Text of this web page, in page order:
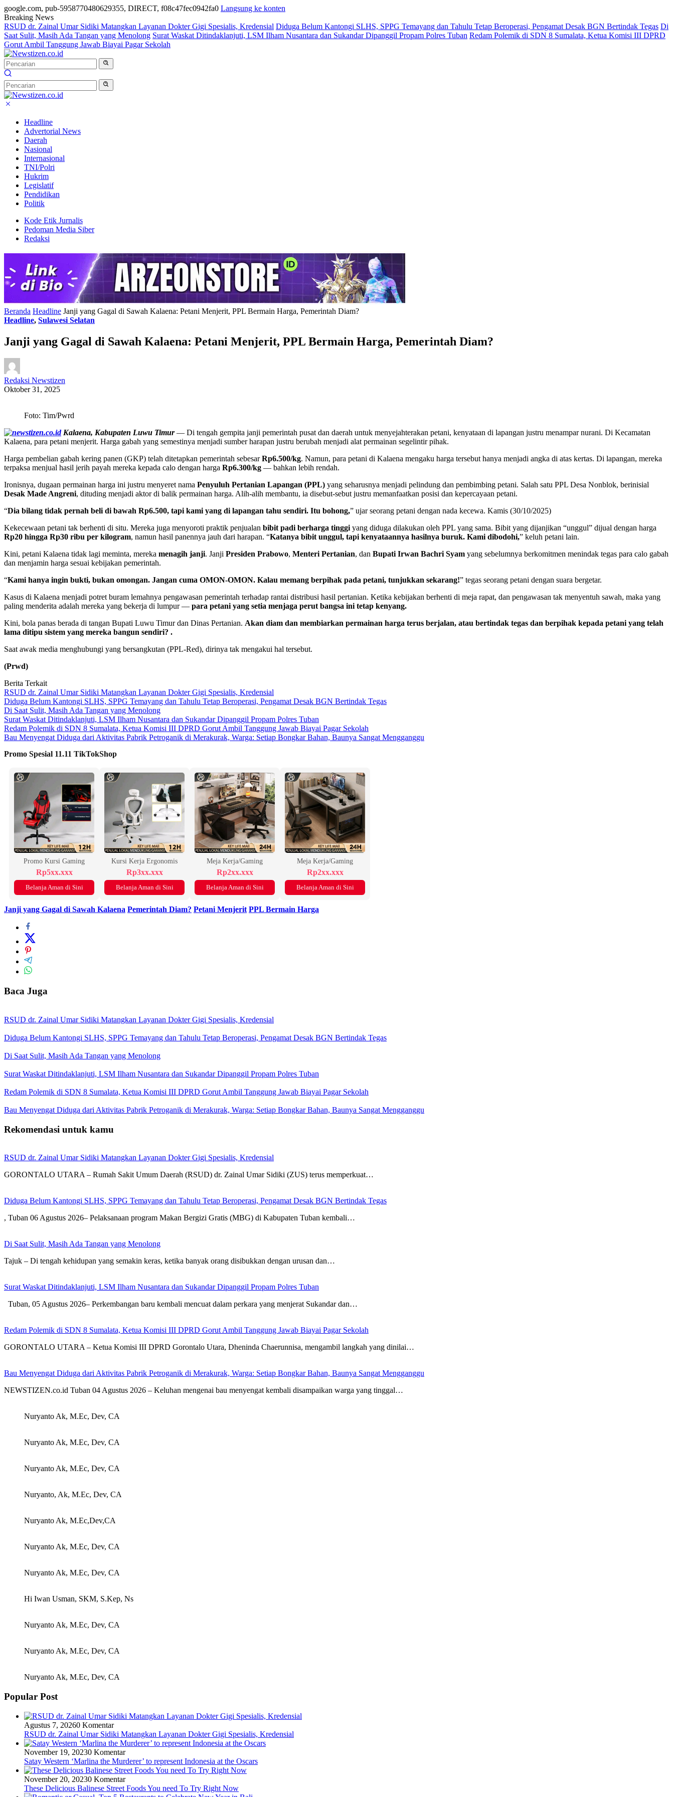
google.com, pub-5958770480629355, DIRECT, f08c47fec0942fa0 Langsung ke konten
Breaking News
RSUD dr. Zainal Umar Sidiki Matangkan Layanan Dokter Gigi Spesialis, Kredensial Diduga Belum Kantongi SLHS, SPPG Temayang dan Tahulu Tetap Beroperasi, Pengamat Desak BGN Bertindak Tegas Di
Saat Sulit, Masih Ada Tangan yang Menolong Surat Waskat Ditindaklanjuti, LSM Ilham Nusantara dan Sukandar Dipanggil Propam Polres Tuban Redam Polemik di SDN 8 Sumalata, Ketua Komisi III DPRD
Gorut Ambil Tanggung Jawab Biayai Pagar Sekolah
Headline
Advertorial News
Daerah
Nasional
Internasional
TNI/Polri
Hukrim
Legislatif
Pendidikan
Politik
Kode Etik Jurnalis
Pedoman Media Siber
Redaksi
Beranda Headline Janji yang Gagal di Sawah Kalaena: Petani Menjerit, PPL Bermain Harga, Pemerintah Diam?
Headline, Sulawesi Selatan
Janji yang Gagal di Sawah Kalaena: Petani Menjerit, PPL Bermain Harga, Pemerintah Diam?
Redaksi Newstizen
Oktober 31, 2025
Foto: Tim/Pwrd
Kalaena, Kabupaten Luwu Timur — Di tengah gempita janji pemerintah pusat dan daerah untuk menyejahterakan petani, kenyataan di lapangan justru menampar nurani. Di Kecamatan
Kalaena, para petani menjerit. Harga gabah yang semestinya menjadi sumber harapan justru berubah menjadi alat permainan segelintir pihak.
Harga pembelian gabah kering panen (GKP) telah ditetapkan pemerintah sebesarRp6.500/kg. Namun, para petani di Kalaena mengaku harga tersebut hanya menjadi angka di atas kertas. Di lapangan, mereka
terpaksa menjual hasil jerih payah mereka kepada calo dengan harga Rp6.300/kg — bahkan lebih rendah.
Ironisnya, dugaan permainan harga ini justru menyeret nama Penyuluh Pertanian Lapangan (PPL) yang seharusnya menjadi pelindung dan pembimbing petani. Salah satu PPL Desa Nonblok, berinisial
Desak Made Angreni, dituding menjadi aktor di balik permainan harga. Alih-alih membantu, ia disebut-sebut justru memanfaatkan posisi dan kepercayaan petani.
“Dia bilang tidak pernah beli di bawah Rp6.500, tapi kami yang di lapangan tahu sendiri. Itu bohong,” ujar seorang petani dengan nada kecewa. Kamis (30/10/2025)
Kekecewaan petani tak berhenti di situ. Mereka juga menyoroti praktik penjualan bibit padi berharga tinggiyang diduga dilakukan oleh PPL yang sama. Bibit yang dijanjikan “unggul” dijual dengan harga
Rp20 hingga Rp30 ribu per kilogram, namun hasil panennya jauh dari harapan. “Katanya bibit unggul, tapi kenyataannya hasilnya buruk. Kami dibodohi,” keluh petani lain.
Kini, petani Kalaena tidak lagi meminta, mereka menagih janji. Janji Presiden Prabowo, Menteri Pertanian, dan Bupati Irwan Bachri Syam yang sebelumnya berkomitmen menindak tegas para calo gabah
dan menjamin harga sesuai kebijakan pemerintah.
“Kami hanya ingin bukti, bukan omongan. Jangan cuma OMON-OMON. Kalau memang berpihak pada petani, tunjukkan sekarang!” tegas seorang petani dengan suara bergetar.
Kasus di Kalaena menjadi potret buram lemahnya pengawasan pemerintah terhadap rantai distribusi hasil pertanian. Ketika kebijakan berhenti di meja rapat, dan pengawasan tak menyentuh sawah, maka yang
paling menderita adalah mereka yang bekerja di lumpur — para petani yang setia menjaga perut bangsa ini tetap kenyang.
Kini, bola panas berada di tangan Bupati Luwu Timur dan Dinas Pertanian. Akan diam dan membiarkan permainan harga terus berjalan, atau bertindak tegas dan berpihak kepada petani yang telah
lama ditipu sistem yang mereka bangun sendiri? .
Saat awak media menghubungi yang bersangkutan (PPL-Red), dirinya tak mengakui hal tersebut.
(Prwd)
Berita Terkait
RSUD dr. Zainal Umar Sidiki Matangkan Layanan Dokter Gigi Spesialis, Kredensial
Diduga Belum Kantongi SLHS, SPPG Temayang dan Tahulu Tetap Beroperasi, Pengamat Desak BGN Bertindak Tegas
Di Saat Sulit, Masih Ada Tangan yang Menolong
Surat Waskat Ditindaklanjuti, LSM Ilham Nusantara dan Sukandar Dipanggil Propam Polres Tuban
Redam Polemik di SDN 8 Sumalata, Ketua Komisi III DPRD Gorut Ambil Tanggung Jawab Biayai Pagar Sekolah
Bau Menyengat Diduga dari Aktivitas Pabrik Petroganik di Merakurak, Warga: Setiap Bongkar Bahan, Baunya Sangat Mengganggu
Promo Spesial 11.11 TikTokShop
Promo Kursi Gaming
Rp5xx.xxx
Belanja Aman di Sini
Kursi Kerja Ergonomis
Rp3xx.xxx
Belanja Aman di Sini
Meja Kerja/Gaming
Rp2xx.xxx
Belanja Aman di Sini
Meja Kerja/Gaming
Rp2xx.xxx
Belanja Aman di Sini
Janji yang Gagal di Sawah Kalaena Pemerintah Diam? Petani Menjerit PPL Bermain Harga
Baca Juga
RSUD dr. Zainal Umar Sidiki Matangkan Layanan Dokter Gigi Spesialis, Kredensial
Diduga Belum Kantongi SLHS, SPPG Temayang dan Tahulu Tetap Beroperasi, Pengamat Desak BGN Bertindak Tegas
Di Saat Sulit, Masih Ada Tangan yang Menolong
Surat Waskat Ditindaklanjuti, LSM Ilham Nusantara dan Sukandar Dipanggil Propam Polres Tuban
Redam Polemik di SDN 8 Sumalata, Ketua Komisi III DPRD Gorut Ambil Tanggung Jawab Biayai Pagar Sekolah
Bau Menyengat Diduga dari Aktivitas Pabrik Petroganik di Merakurak, Warga: Setiap Bongkar Bahan, Baunya Sangat Mengganggu
Rekomendasi untuk kamu
RSUD dr. Zainal Umar Sidiki Matangkan Layanan Dokter Gigi Spesialis, Kredensial
GORONTALO UTARA – Rumah Sakit Umum Daerah (RSUD) dr. Zainal Umar Sidiki (ZUS) terus memperkuat…
Diduga Belum Kantongi SLHS, SPPG Temayang dan Tahulu Tetap Beroperasi, Pengamat Desak BGN Bertindak Tegas
, Tuban 06 Agustus 2026– Pelaksanaan program Makan Bergizi Gratis (MBG) di Kabupaten Tuban kembali…
Di Saat Sulit, Masih Ada Tangan yang Menolong
Tajuk – Di tengah kehidupan yang semakin keras, ketika banyak orang disibukkan dengan urusan dan…
Surat Waskat Ditindaklanjuti, LSM Ilham Nusantara dan Sukandar Dipanggil Propam Polres Tuban
Tuban, 05 Agustus 2026– Perkembangan baru kembali mencuat dalam perkara yang menjerat Sukandar dan…
Redam Polemik di SDN 8 Sumalata, Ketua Komisi III DPRD Gorut Ambil Tanggung Jawab Biayai Pagar Sekolah
GORONTALO UTARA – Ketua Komisi III DPRD Gorontalo Utara, Dheninda Chaerunnisa, mengambil langkah yang dinilai…
Bau Menyengat Diduga dari Aktivitas Pabrik Petroganik di Merakurak, Warga: Setiap Bongkar Bahan, Baunya Sangat Mengganggu
NEWSTIZEN.co.id Tuban 04 Agustus 2026 – Keluhan mengenai bau menyengat kembali disampaikan warga yang tinggal…
Nuryanto Ak, M.Ec, Dev, CA
Nuryanto Ak, M.Ec, Dev, CA
Nuryanto Ak, M.Ec, Dev, CA
Nuryanto, Ak, M.Ec, Dev, CA
Nuryanto Ak, M.Ec,Dev,CA
Nuryanto Ak, M.Ec, Dev, CA
Nuryanto Ak, M.Ec, Dev, CA
Hi Iwan Usman, SKM, S.Kep, Ns
Nuryanto Ak, M.Ec, Dev, CA
Nuryanto Ak, M.Ec, Dev, CA
Nuryanto Ak, M.Ec, Dev, CA
Popular Post
Agustus 7, 20260 Komentar
RSUD dr. Zainal Umar Sidiki Matangkan Layanan Dokter Gigi Spesialis, Kredensial
November 19, 20230 Komentar
Satay Western ‘Marlina the Murderer’ to represent Indonesia at the Oscars
November 20, 20230 Komentar
These Delicious Balinese Street Foods You need To Try Right Now